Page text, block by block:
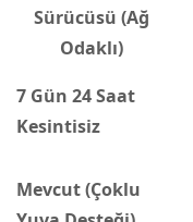
Sürücüsü (Ağ
Odaklı)
7 Gün 24 Saat
Kesintisiz
Mevcut (Çoklu